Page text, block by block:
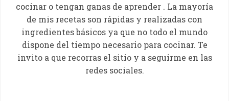
cocinar o tengan ganas de aprender . La mayoría
de mis recetas son rápidas y realizadas con
ingredientes básicos ya que no todo el mundo
dispone del tiempo necesario para cocinar. Te
invito a que recorras el sitio y a seguirme en las
redes sociales.